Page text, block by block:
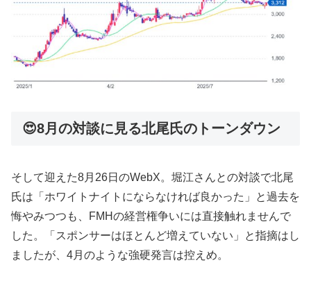
😍8月の対談に見る北尾氏のトーンダウン
そして迎えた8月26日のWebX。堀江さんとの対談で北尾
氏は「ホワイトナイトにならなければ良かった」と過去を
悔やみつつも、FMHの経営権争いには直接触れませんで
した。「スポンサーはほとんど増えていない」と指摘はし
ましたが、4月のような強硬発言は控えめ。